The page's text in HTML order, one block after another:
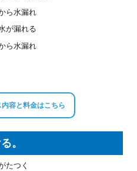
ら水漏れ
が漏れる
ら水漏れ
容と料金はこちら
。
たつく